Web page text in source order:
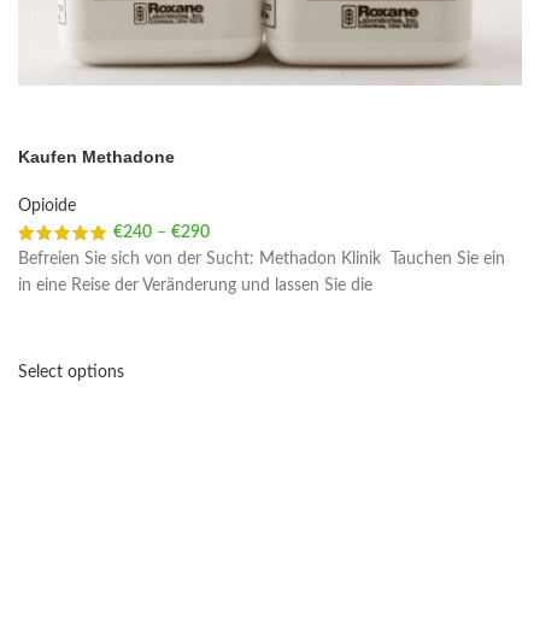
Kaufen Methadone
Opioide
€240 – €290
Befreien Sie sich von der Sucht: Methadon Klinik Tauchen Sie ein
in eine Reise der Veränderung und lassen Sie die
Select options